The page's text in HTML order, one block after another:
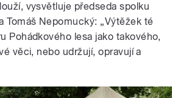
vysvětluje předseda spolku
Tomáš Nepomucký: „Výtěžek té
Pohádkového lesa jako takového,
věci, nebo udržují, opravují a